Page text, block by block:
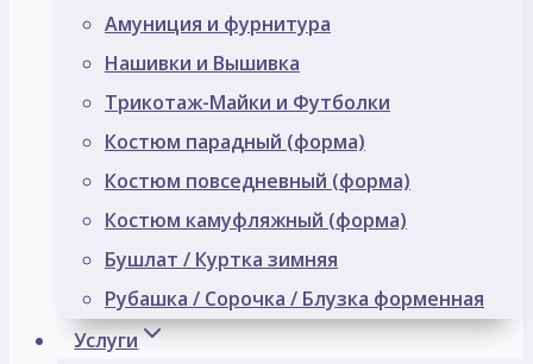
Амуниция и фурнитура
Нашивки и Вышивка
Трикотаж-Майки и Футболки
Костюм парадный (форма)
Костюм повседневный (форма)
Костюм камуфляжный (форма)
Бушлат / Куртка зимняя
Рубашка / Сорочка / Блузка форменная
Услуги